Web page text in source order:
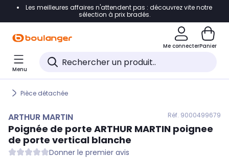
Accéder directement à la navigation
Accéder directement au pied de page
Accéder directement au chatbot
Les meilleures affaires n'attendent pas : découvrez vite notre
sélection à prix bradés.
Me connecterPanier
Menu
Pièce détachée
ARTHUR MARTIN Réf. 9000499679
Poignée de porte ARTHUR MARTIN poignee
de porte vertical blanche
Donner le premier avis